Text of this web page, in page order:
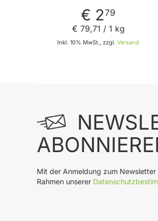
€ 279
Inkl. 10% MwSt., zzgl. Versand
€ 79,71 / 1 kg
Mit der Anmeldung zum
Rahmen unserer